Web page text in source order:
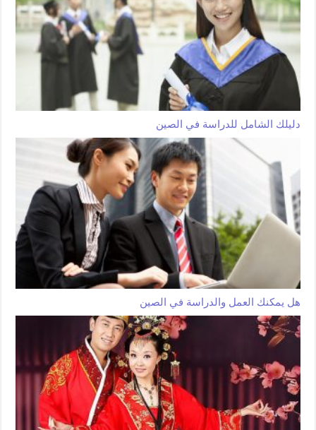
دليلك الشامل للدراسة في الصين
هل يمكنك العمل والدراسة في الصين